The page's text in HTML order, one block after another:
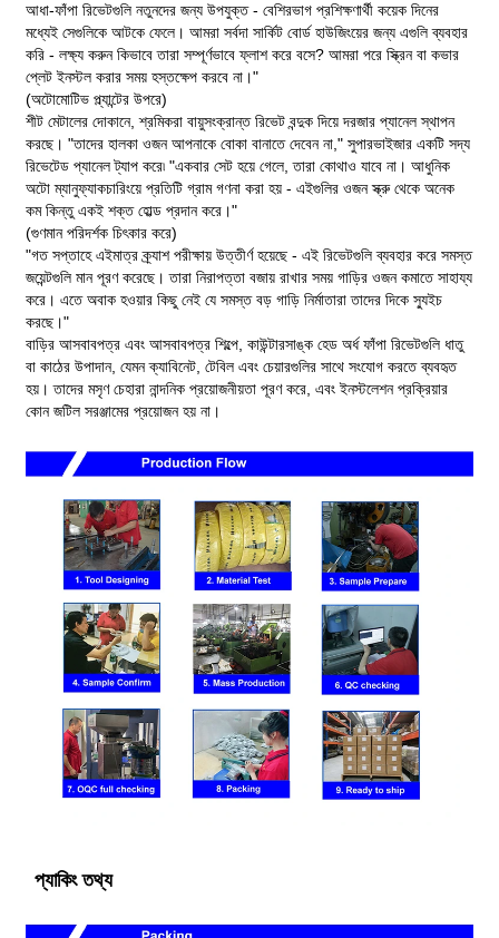
আধা-ফাঁপা রিভেটগুলি নতুনদের জন্য উপযুক্ত - বেশিরভাগ প্রশিক্ষণার্থী কয়েক দিনের
মধ্যেই সেগুলিকে আটকে ফেলে। আমরা সর্বদা সার্কিট বোর্ড হাউজিংয়ের জন্য এগুলি ব্যবহার
করি - লক্ষ্য করুন কিভাবে তারা সম্পূর্ণভাবে ফ্লাশ করে বসে? আমরা পরে স্ক্রিন বা কভার
প্লেট ইনস্টল করার সময় হস্তক্ষেপ করবে না।"
(অটোমোটিভ প্ল্যান্টের উপরে)
শীট মেটালের দোকানে, শ্রমিকরা বায়ুসংক্রান্ত রিভেট বন্দুক দিয়ে দরজার প্যানেল স্থাপন
করছে। "তাদের হালকা ওজন আপনাকে বোকা বানাতে দেবেন না," সুপারভাইজার একটি সদ্য
রিভেটেড প্যানেল ট্যাপ করে৷ "একবার সেট হয়ে গেলে, তারা কোথাও যাবে না। আধুনিক
অটো ম্যানুফ্যাকচারিংয়ে প্রতিটি গ্রাম গণনা করা হয় - এইগুলির ওজন স্ক্রু থেকে অনেক
কম কিন্তু একই শক্ত হোল্ড প্রদান করে।"
(গুণমান পরিদর্শক চিৎকার করে)
"গত সপ্তাহে এইমাত্র ক্র্যাশ পরীক্ষায় উত্তীর্ণ হয়েছে - এই রিভেটগুলি ব্যবহার করে সমস্ত
জয়েন্টগুলি মান পূরণ করেছে। তারা নিরাপত্তা বজায় রাখার সময় গাড়ির ওজন কমাতে সাহায্য
করে। এতে অবাক হওয়ার কিছু নেই যে সমস্ত বড় গাড়ি নির্মাতারা তাদের দিকে স্যুইচ
করছে।"
বাড়ির আসবাবপত্র এবং আসবাবপত্র শিল্পে, কাউন্টারসাঙ্ক হেড অর্ধ ফাঁপা রিভেটগুলি ধাতু
বা কাঠের উপাদান, যেমন ক্যাবিনেট, টেবিল এবং চেয়ারগুলির সাথে সংযোগ করতে ব্যবহৃত
হয়। তাদের মসৃণ চেহারা নান্দনিক প্রয়োজনীয়তা পূরণ করে, এবং ইনস্টলেশন প্রক্রিয়ার
কোন জটিল সরঞ্জামের প্রয়োজন হয় না।
প্যাকিং তথ্য